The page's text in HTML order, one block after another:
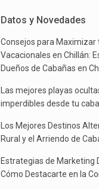
Datos y Novedades
Consejos para Maximizar
Vacacionales en Chillán:
Dueños de Cabañas en
Las mejores playas
imperdibles desde tu
Los Mejores Destinos
Rural y el Arriendo de
Estrategias de Marketing
Cómo Destacarte en la